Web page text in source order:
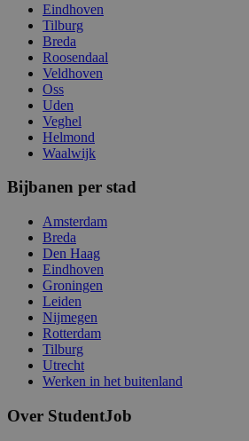
Eindhoven
Tilburg
Breda
Roosendaal
Veldhoven
Oss
Uden
Veghel
Helmond
Waalwijk
Bijbanen per stad
Amsterdam
Breda
Den Haag
Eindhoven
Groningen
Leiden
Nijmegen
Rotterdam
Tilburg
Utrecht
Werken in het buitenland
Over StudentJob